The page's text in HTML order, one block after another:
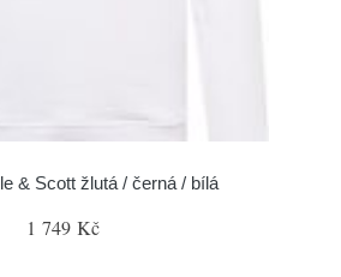
& Scott žlutá / černá / bílá
1 749 Kč